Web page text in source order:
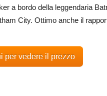
a bordo della leggendaria
City. Ottimo anche il
per vedere il prezzo